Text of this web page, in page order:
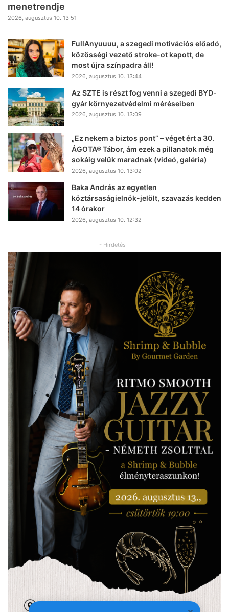
menetrendje
2026, augusztus 10. 13:51
FullAnyuuuu, a szegedi motivációs előadó,
közösségi vezető stroke-ot kapott, de
most újra színpadra áll!
2026, augusztus 10. 13:44
Az SZTE is részt fog venni a szegedi BYD-
gyár környezetvédelmi méréseiben
2026, augusztus 10. 13:09
„Ez nekem a biztos pont” – véget ért a 30.
ÁGOTA® Tábor, ám ezek a pillanatok még
sokáig velük maradnak (videó, galéria)
2026, augusztus 10. 13:02
Baka András az egyetlen
köztársaságielnök-jelölt, szavazás kedden
14 órakor
2026, augusztus 10. 12:32
- Hirdetés -